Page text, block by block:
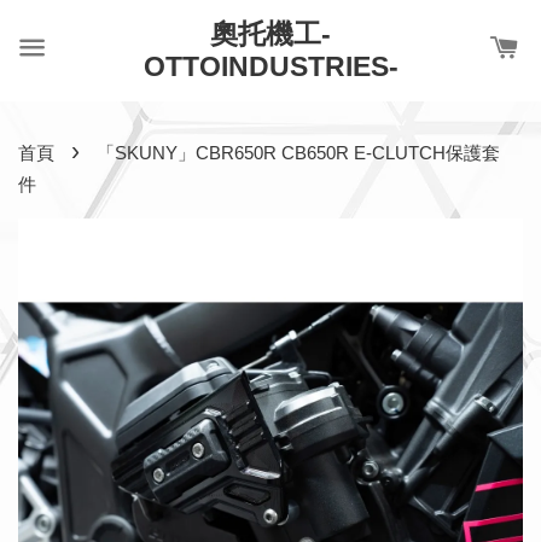
奧托機工-
OTTOINDUSTRIES-
首頁 ›
「SKUNY」CBR650R CB650R E-CLUTCH保護套
件